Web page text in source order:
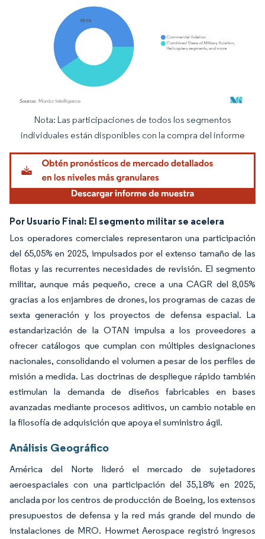
Imagen © Mordor Intelligence. El uso requiere atribución según CC BY 4.0.
Nota: Las participaciones de todos los segmentos
individuales están disponibles con la compra del informe
Por Usuario Final: El segmento militar se acelera
Los operadores comerciales representaron una participación
del 65,05% en 2025, impulsados por el extenso tamaño de las
flotas y las recurrentes necesidades de revisión. El segmento
militar, aunque más pequeño, crece a una CAGR del 8,05%
gracias a los enjambres de drones, los programas de cazas de
sexta generación y los proyectos de defensa espacial. La
estandarización de la OTAN impulsa a los proveedores a
ofrecer catálogos que cumplan con múltiples designaciones
nacionales, consolidando el volumen a pesar de los perfiles de
misión a medida. Las doctrinas de despliegue rápido también
estimulan la demanda de diseños fabricables en bases
avanzadas mediante procesos aditivos, un cambio notable en
la filosofía de adquisición que apoya el suministro ágil.
Análisis Geográfico
América del Norte lideró el mercado de sujetadores
aeroespaciales con una participación del 35,18% en 2025,
anclada por los centros de producción de Boeing, los extensos
presupuestos de defensa y la red más grande del mundo de
instalaciones de MRO. Howmet Aerospace registró ingresos